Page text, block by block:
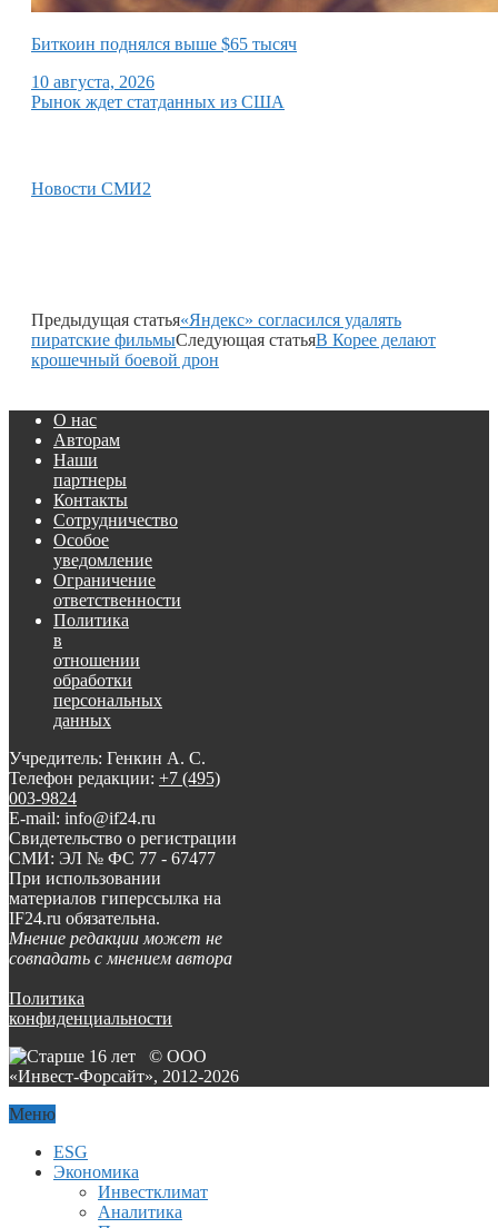
Биткоин поднялся выше $65 тысяч
10 августа, 2026
Рынок ждет статданных из США
Новости СМИ2
Предыдущая статья«Яндекс» согласился удалять
пиратские фильмыСледующая статьяВ Корее делают
крошечный боевой дрон
О нас
Авторам
Наши
партнеры
Контакты
Сотрудничество
Особое
уведомление
Ограничение
ответственности
Политика
в
отношении
обработки
персональных
данных
Учредитель: Генкин А. С.
Телефон редакции: +7 (495)
003-9824
E-mail: info@if24.ru
Свидетельство о регистрации
СМИ: ЭЛ № ФС 77 - 67477
При использовании
материалов гиперссылка на
IF24.ru обязательна.
Мнение редакции может не
совпадать с мнением автора
Политика
конфиденциальности
© ООО
«Инвест-Форсайт», 2012-2026
Меню
ESG
Экономика
Инвестклимат
Аналитика